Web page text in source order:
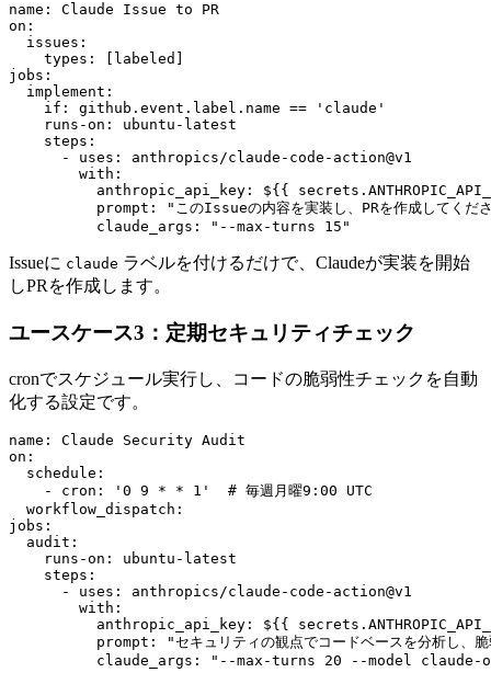
name: Claude Issue to PR
on:
  issues:
    types: [labeled]
jobs:
  implement:
    if: github.event.label.name == 'claude'
    runs-on: ubuntu-latest
    steps:
      - uses: anthropics/claude-code-action@v1
        with:
anthropic_api_key: ${{
prompt: "このIssueの内容を実装し、PRを作成してくだ
          claude_args: "--max-turns 15"
Issueに claude ラベルを付けるだけで、Claudeが実装を開始
しPRを作成します。
ユースケース3：定期セキュリティチェック
cronでスケジュール実行し、コードの脆弱性チェックを自動
化する設定です。
name: Claude Security Audit
on:
  schedule:
    - cron: '0 9 * * 1'  # 毎週月曜9:00 UTC
  workflow_dispatch:
jobs:
  audit:
    runs-on: ubuntu-latest
    steps:
      - uses: anthropics/claude-code-action@v1
        with:
anthropic_api_key: ${{
prompt: "セキュリティの観点でコードベースを分析し、
claude_args: "--max-turns 20 --model claude-